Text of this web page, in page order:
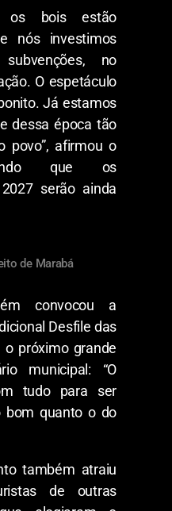
os bois estão
nós investimos
no
O espetáculo
Já estamos
dessa época tão
povo”, afirmou o
que os
serão ainda
de Marabá
convocou a
Desfile das
próximo grande
municipal: “O
tudo para ser
bom quanto o do
também atraiu
de outras